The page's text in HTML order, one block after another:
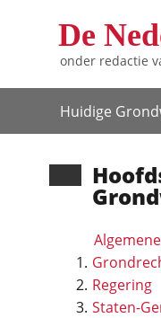
De
onder redactie
Huidige
Regering
Staten-